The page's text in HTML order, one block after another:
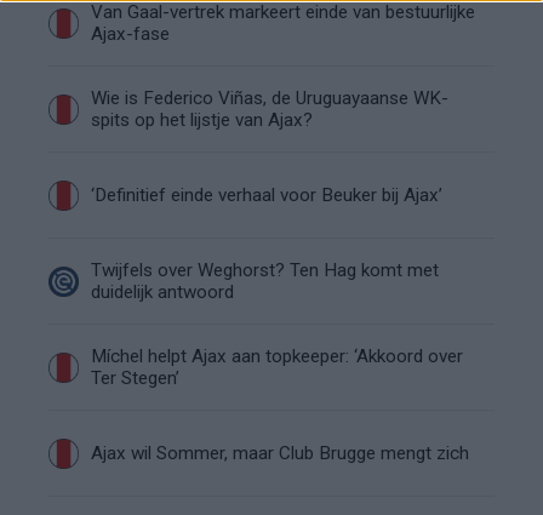
Van Gaal-vertrek markeert einde van bestuurlijke
Ajax-fase
Wie is Federico Viñas, de Uruguayaanse WK-
spits op het lijstje van Ajax?
‘Definitief einde verhaal voor Beuker bij Ajax’
Twijfels over Weghorst? Ten Hag komt met
duidelijk antwoord
Míchel helpt Ajax aan topkeeper: ‘Akkoord over
Ter Stegen’
Ajax wil Sommer, maar Club Brugge mengt zich